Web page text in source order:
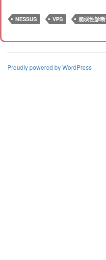
NESSUS VPS 脆弱性診断
Proudly powered by WordPress